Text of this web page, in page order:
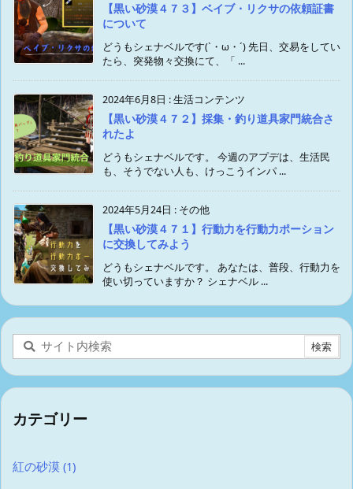
【黒い砂漠４７３】ベイブ・リクサの依頼証書
について
どうもシェナベルです(`・ω・´) 先日、交易をしてい
たら、突発物々交換にて、「 ...
2024年6月8日 :生活コンテンツ
【黒い砂漠４７２】採集・釣り道具家門統合さ
れたよ
どうもシェナベルです。 今週のアプデは、生活民
も、そうでない人も、けっこうインパ ...
2024年5月24日 : その他
【黒い砂漠４７１】行動力を行動力ポーション
に交換してみよう
どうもシェナベルです。 あなたは、普段、行動力を
使い切っていますか？ シェナベル ...
カテゴリー
紅の砂漠 (1)